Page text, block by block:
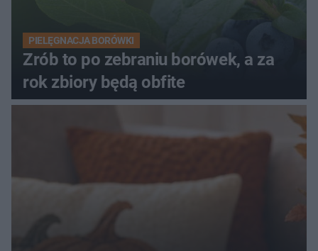
PIELĘGNACJA BORÓWKI
Zrób to po zebraniu borówek, a za
rok zbiory będą obfite